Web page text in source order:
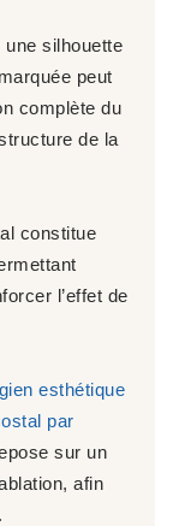
silhouette
peut
complète du
de la
constitue
l’effet de
esthétique
par
sur un
afin